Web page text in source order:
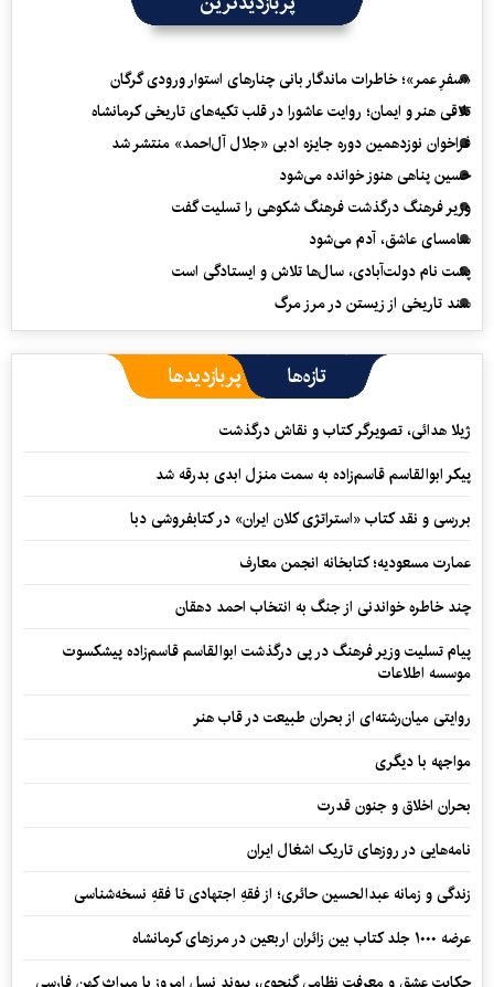
«سفرِ عمر»؛ خاطرات ماندگار بانی چنارهای استوار ورودی گرگان
تلاقی هنر و ایمان؛ روایت عاشورا در قلب تکیه‌های تاریخی کرمانشاه
فراخوان نوزدهمین دوره جایزه ادبی «جلال آل‌احمد» منتشر شد
حسین پناهی هنوز خوانده می‌شود
وزیر فرهنگ درگذشت فرهنگ شکوهی را تسلیت گفت
سامسای عاشق، آدم می‌شود
پشت نام دولت‌آبادی، سال‌ها تلاش و ایستادگی است
سند تاریخی از زیستن در مرز مرگ
تازه‌ها پربازدیدها
ژیلا هدائی، تصویرگر کتاب و نقاش درگذشت
پیکر ابوالقاسم قاسم‌زاده به سمت منزل ابدی بدرقه شد
بررسی و نقد کتاب «استراتژی کلان ایران» در کتابفروشی دبا
عمارت مسعودیه؛ کتابخانه انجمن معارف
چند خاطره خواندنی از جنگ به انتخاب احمد دهقان
پیام تسلیت وزیر فرهنگ در پی درگذشت ابوالقاسم قاسم‌زاده پیشکسوت
موسسه اطلاعات
روایتی میان‌رشته‌ای از بحران طبیعت در قاب هنر
مواجهه با دیگری
بحران اخلاق و جنون قدرت
نامه‌هایی در روزهای تاریک اشغال ایران
زندگی و زمانه عبدالحسین حائری؛ از فقهِ اجتهادی تا فقهِ نسخه‌شناسی
عرضه ۱۰۰۰ جلد کتاب بین زائران اربعین در مرزهای کرمانشاه